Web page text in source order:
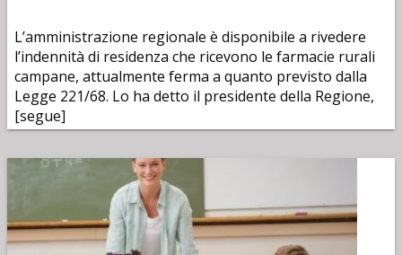
L’amministrazione regionale è disponibile a rivedere
l’indennità di residenza che ricevono le farmacie rurali
campane, attualmente ferma a quanto previsto dalla
Legge 221/68. Lo ha detto il presidente della Regione,
[segue]